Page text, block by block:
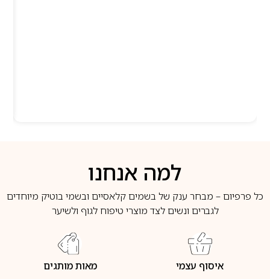
למה אנחנו
כל פרפיום – מבחר ענק של בשמים קלאסיים ובשמי בוטיק מיוחדים
לגברים ונשים לצד מוצרי טיפוח לגוף ולשיער
איסוף עצמי מאות מותגים